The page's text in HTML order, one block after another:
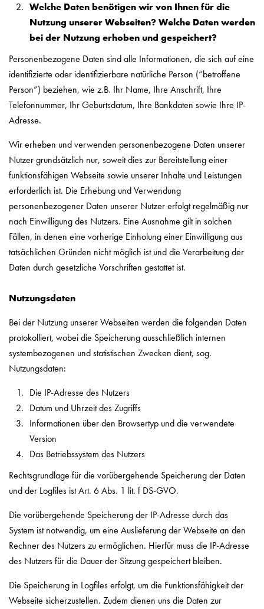
Welche Daten benötigen wir von Ihnen für die
Nutzung unserer Webseiten? Welche Daten werden
bei der Nutzung erhoben und gespeichert?
Personenbezogene Daten sind alle Informationen, die sich auf eine
identifizierte oder identifizierbare natürliche Person (“betroffene
Person”) beziehen, wie z.B. Ihr Name, Ihre Anschrift, Ihre
Telefonnummer, Ihr Geburtsdatum, Ihre Bankdaten sowie Ihre IP-
Adresse.
Wir erheben und verwenden personenbezogene Daten unserer
Nutzer grundsätzlich nur, soweit dies zur Bereitstellung einer
funktionsfähigen Webseite sowie unserer Inhalte und Leistungen
erforderlich ist. Die Erhebung und Verwendung
personenbezogener Daten unserer Nutzer erfolgt regelmäßig nur
nach Einwilligung des Nutzers. Eine Ausnahme gilt in solchen
Fällen, in denen eine vorherige Einholung einer Einwilligung aus
tatsächlichen Gründen nicht möglich ist und die Verarbeitung der
Daten durch gesetzliche Vorschriften gestattet ist.
Nutzungsdaten
Bei der Nutzung unserer Webseiten werden die folgenden Daten
protokolliert, wobei die Speicherung ausschließlich internen
systembezogenen und statistischen Zwecken dient, sog.
Nutzungsdaten:
Die IP-Adresse des Nutzers
Datum und Uhrzeit des Zugriffs
Informationen über den Browsertyp und die verwendete
Version
Das Betriebssystem des Nutzers
Rechtsgrundlage für die vorübergehende Speicherung der Daten
und der Logfiles ist Art. 6 Abs. 1 lit. f DS-GVO.
Die vorübergehende Speicherung der IP-Adresse durch das
System ist notwendig, um eine Auslieferung der Webseite an den
Rechner des Nutzers zu ermöglichen. Hierfür muss die IP-Adresse
des Nutzers für die Dauer der Sitzung gespeichert bleiben.
Die Speicherung in Logfiles erfolgt, um die Funktionsfähigkeit der
Webseite sicherzustellen. Zudem dienen uns die Daten zur